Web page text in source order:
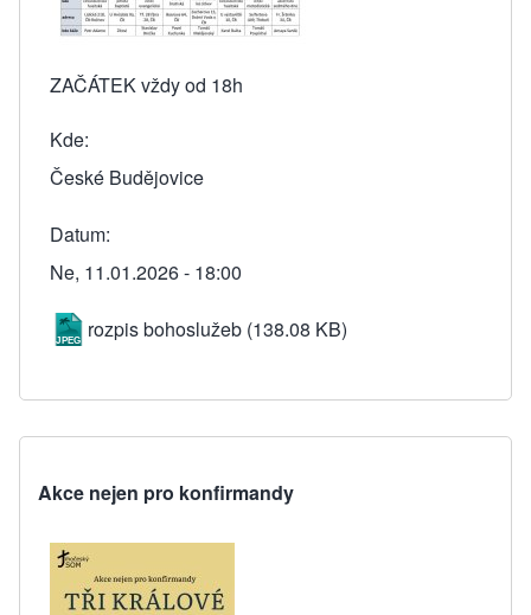
ZAČÁTEK vždy od 18h
Kde
České Budějovice
Datum
Ne, 11.01.2026 - 18:00
rozpis bohoslužeb (138.08 KB)
Akce nejen pro konfirmandy